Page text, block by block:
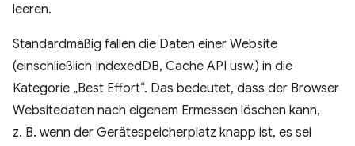
leeren.
Standardmäßig fallen die Daten einer Website
(einschließlich IndexedDB, Cache API usw.) in die
Kategorie „Best Effort“. Das bedeutet, dass der Browser
Websitedaten nach eigenem Ermessen löschen kann,
z. B. wenn der Gerätespeicherplatz knapp ist, es sei